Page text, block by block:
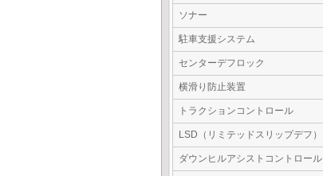
ソナー
駐車支援システム
センターデフロック
横滑り防止装置
トラクションコントロール
LSD（リミテッドスリップデフ）
ダウンヒルアシストコントロール